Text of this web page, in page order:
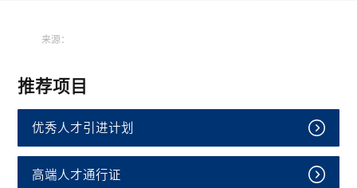
来源：
推荐项目
优秀人才引进计划
高端人才通行证